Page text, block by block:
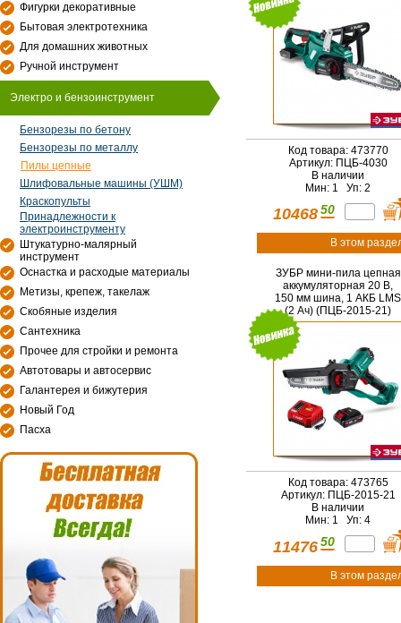
Фигурки декоративные
Бытовая электротехника
Для домашних животных
Ручной инструмент
Электро и бензоинструмент
Бензорезы по бетону
Бензорезы по металлу
Пилы цепные
Шлифовальные машины (УШМ)
Краскопульты
Принадлежности к
электроинструменту
Штукатурно-малярный
инструмент
Оснастка и расходые материалы
Метизы, крепеж, такелаж
Скобяные изделия
Сантехника
Прочее для стройки и ремонта
Автотовары и автосервис
Галантерея и бижутерия
Новый Год
Пасха
Код товара: 473770
Артикул: ПЦБ-4030
В наличии
Мин: 1 Уп: 2
10468 50
В этом
ЗУБР мини-пила цепная
аккумуляторная 20 В,
150 мм шина, 1 АКБ LMS
(2 Ач) (ПЦБ-2015-21)
Код товара: 473765
Артикул: ПЦБ-2015-21
В наличии
Мин: 1 Уп: 4
11476 50
В этом